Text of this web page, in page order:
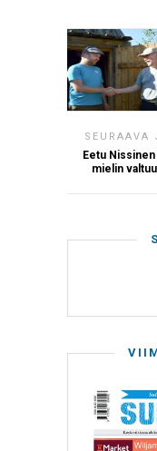
SEURAAVA
Eetu
mielin